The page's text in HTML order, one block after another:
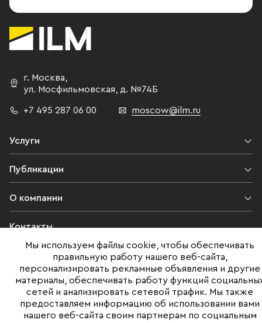
г. Москва,
ул. Мосфильмовская, д. №74Б
+7 495 287 06 00 moscow@ilm.ru
Услуги
Публикации
О компании
Контакты
Юридическая информация
©ILM 2009-2026. Все права защищены
Представленная на сайте информация, в т.ч. стоимости объектов,
Мы используем файлы cookie, чтобы обеспечивать
правильную работу нашего веб-сайта,
персонализировать рекламные объявления и другие
материалы, обеспечивать работу функций
сетей и анализировать сетевой трафик. Мы также
предоставляем информацию об использовании вами
нашего веб-сайта своим партнерам по социальным